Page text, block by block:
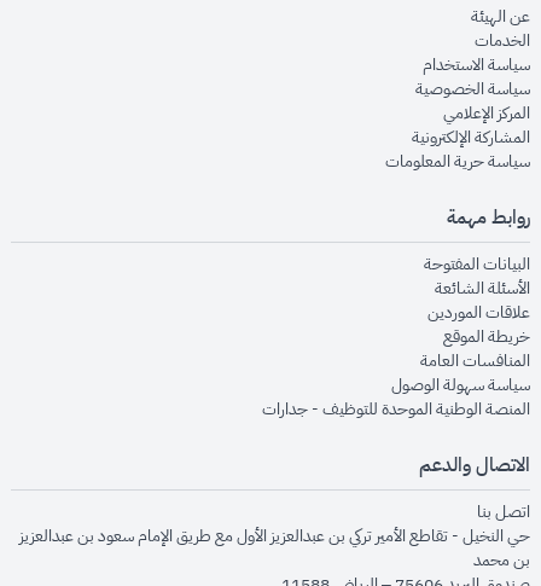
عن الهيئةopens in new window
الخدماتopens in new window
سياسة الاستخدام
سياسة الخصوصيةopens in new window
المركز الإعلاميopens in new window
المشاركة الإلكترونيةopens in new window
سياسة حرية المعلوماتopens in new window
روابط مهمة
البيانات المفتوحةopens in new window
الأسئلة الشائعةopens in new window
علاقات الموردينopens in new window
خريطة الموقعopens in new window
المنافسات العامةopens in new window
سياسة سهولة الوصولopens in new window
المنصة الوطنية الموحدة للتوظيف - جداراتopens in new window
الاتصال والدعم
اتصل بنا
حي النخيل - تقاطع الأمير تركي بن عبدالعزيز الأول مع طريق الإمام سعود بن عبدالعزيز
بن محمد